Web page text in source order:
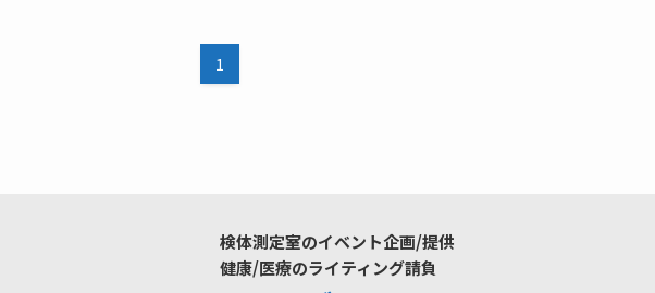
1
検体測定室のイベント企画/提供
健康/医療のライティング請負